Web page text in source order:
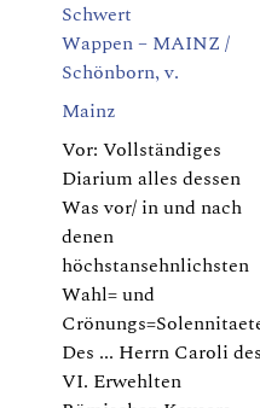
Schwert
Wappen – MAINZ /
Schönborn, v.
Mainz
Vor: Vollständiges
Diarium alles dessen
Was vor/ in und nach
denen
höchstansehnlichsten
Wahl= und
Des ... Herrn Caroli
VI. Erwehlten